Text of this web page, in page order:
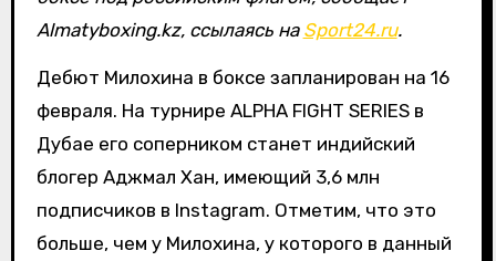
Almatyboxing.kz, ссылаясь на Sport24.ru.
Дебют Милохина в боксе запланирован на 16
февраля. На турнире ALPHA FIGHT SERIES в
Дубае его соперником станет индийский
блогер Аджмал Хан, имеющий 3,6 млн
подписчиков в Instagram. Отметим, что это
больше, чем у Милохина, у которого в данный